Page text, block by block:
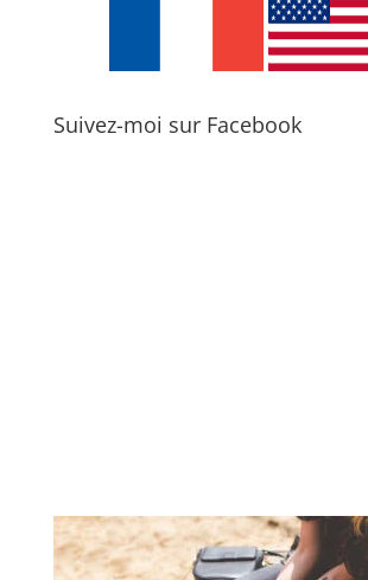
Suivez-moi sur Facebook